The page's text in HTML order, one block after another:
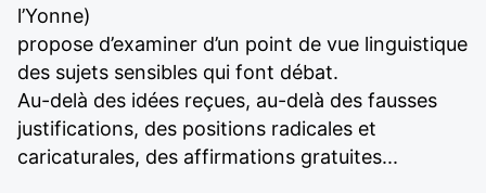
l’Yonne)
propose d’examiner d’un point de vue linguistique
des sujets sensibles qui font débat.
Au-delà des idées reçues, au-delà des fausses
justifications, des positions radicales et
caricaturales, des affirmations gratuites...